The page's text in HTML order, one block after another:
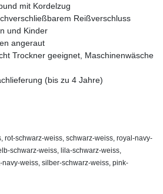
mit Kordelzug
Reißverschluss
und Kinder
angeraut
Trockner geeignet, Maschinenwäsche
(bis zu 4 Jahre)
rot-schwarz-weiss, schwarz-weiss, royal-navy-
schwarz-weiss, lila-schwarz-weiss,
weiss, silber-schwarz-weiss, pink-